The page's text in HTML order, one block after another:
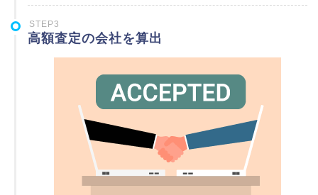
STEP3
高額査定の会社を算出